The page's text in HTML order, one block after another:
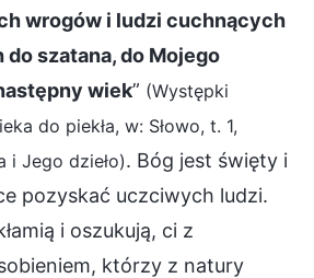
wrogów i ludzi cuchnących
do szatana, do Mojego
wiek” (Występki
do piekła, w: Słowo, t. 1,
i Jego dzieło). Bóg jest święty i
pozyskać uczciwych ludzi.
i oszukują, ci z
którzy z natury